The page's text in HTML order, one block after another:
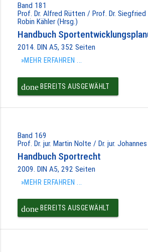
Band 181
Prof. Dr. Alfred Rütten / Prof. Dr. Siegfried
Robin Kähler (Hrsg.)
Handbuch
2014. DIN A5, 352 Seiten
»MEHR ERFAHREN ...
doneBEREITS AUSGEWÄHLT
Band 169
Prof. Dr. jur. Martin Nolte / Dr. jur.
Handbuch Sportrecht
2009. DIN A5, 292 Seiten
»MEHR ERFAHREN ...
doneBEREITS AUSGEWÄHLT